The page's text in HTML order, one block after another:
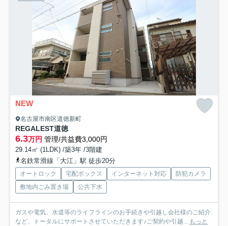
NEW
名古屋市南区道徳新町
REGALEST道徳
6.3万円 管理/共益費3,000円
29.14㎡ (1LDK) /築3年 /3階建
名鉄常滑線「大江」駅 徒歩20分
オートロック 宅配ボックス インターネット対応
防犯カメラ
敷地内ごみ置き場
公共下水
ガスや電気、水道等のライフラインのお手続きや引越し会社様のご紹介
など、トータルにサポートさせていただきます♪ご契約や引越... もっと